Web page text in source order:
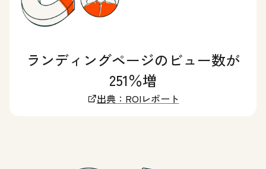
ランディングページのビュー数が
251％増
出典：ROIレポート